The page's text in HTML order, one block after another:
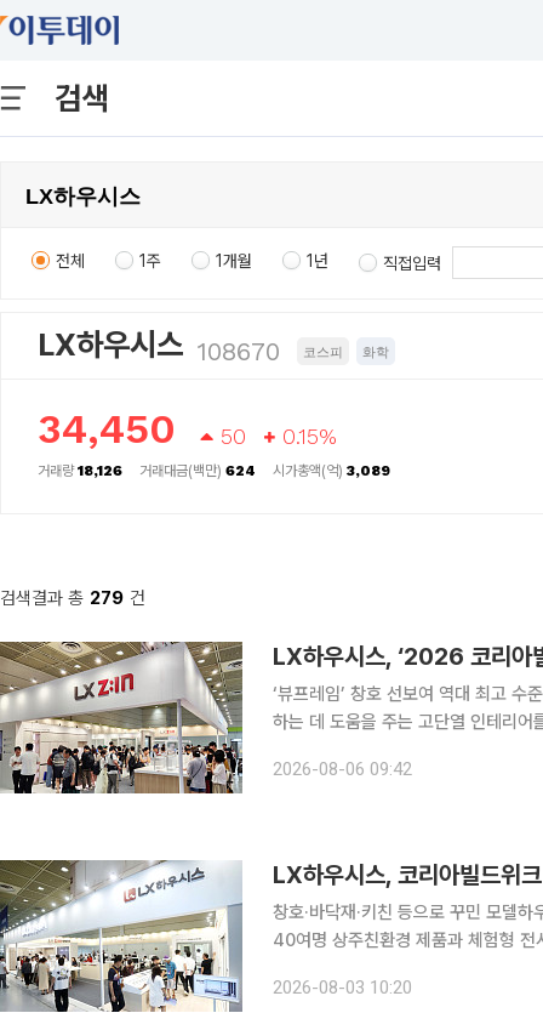
검색
전체 1주 1개월 1년 직접입력
LX하우시스 108670 코스피 화학
34,450 50 0.15%
거래량18,126 거래대금(백만) 624 시가총액(억) 3,089
검색결과 총 279 건
LX하우시스, ‘2026 코리아
‘뷰프레임’ 창호 선보여 역대 최고 수준의 폭염이 계속되는 가운데 LX하우시스가 외부 열기를 차단
하는 데 도움을 주는 고단열 인테리어를 선보였다고 6일
관을 운영한다. 이 전시관에는
2026-08-06 09:42
LX하우시스, 코리아빌드위
창호·바닥재·키친 등으로 꾸민 모델
40여명 상주친환경 제품과 체험형 전시 앞세워 B2C 매출
하우시스는 5일부터 8일까지 서울
2026-08-03 10:20